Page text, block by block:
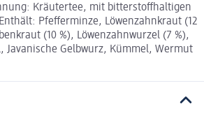
Kräutertee, mit bitterstoffhaltigen
Pfefferminze, Löwenzahnkraut (12
(10 %), Löwenzahnwurzel (7 %),
Javanische Gelbwurz, Kümmel, Wermut